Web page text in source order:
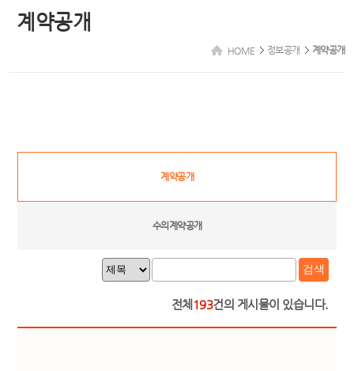
계약공개
HOME 정보공개 계약공개
계약공개
수의계약공개
검색
전체 193건의 게시물이 있습니다.